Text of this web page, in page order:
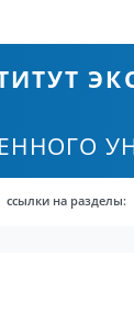
ссылки на разделы: